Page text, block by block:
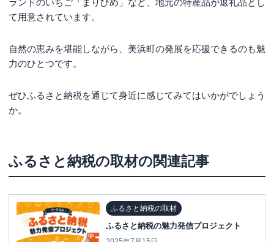
て用意されています。
自然の恵みを堪能しながら、美浜町の発展を応援できるのも魅
力のひとつです。
ぜひふるさと納税を通じて身近に感じてみてはいかがでしょう
か。
ふるさと納税の取材の関連記事
ふるさと納税の取材
ふるさと納税の魅力発信プロジェクト